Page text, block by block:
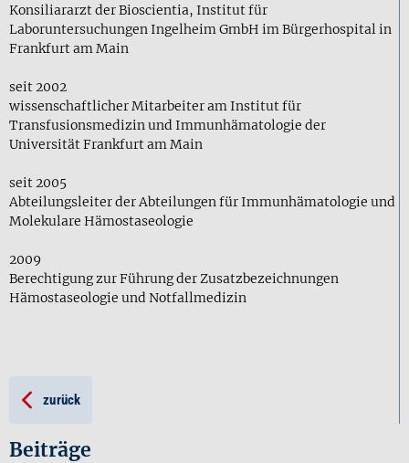
Konsiliararzt der Bioscientia, Institut für
Laboruntersuchungen Ingelheim GmbH im Bürgerhospital in
Frankfurt am Main
seit 2002
wissenschaftlicher Mitarbeiter am Institut für
Transfusionsmedizin und Immunhämatologie der
Universität Frankfurt am Main
seit 2005
Abteilungsleiter der Abteilungen für Immunhämatologie und
Molekulare Hämostaseologie
2009
Berechtigung zur Führung der Zusatzbezeichnungen
Hämostaseologie und Notfallmedizin
zurück
Beiträge